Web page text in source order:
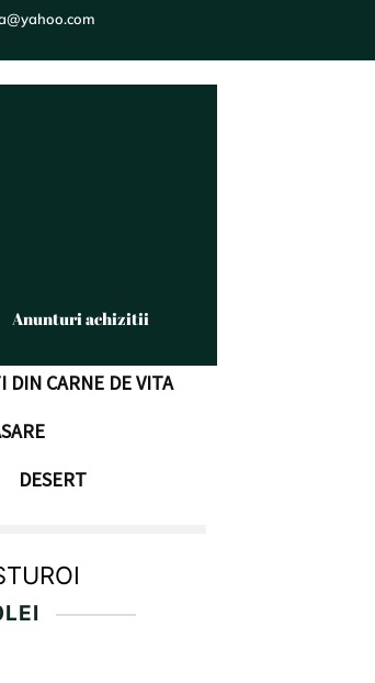
Anunturi achizitii
DIN CARNE DE VITA
DESERT
LEI